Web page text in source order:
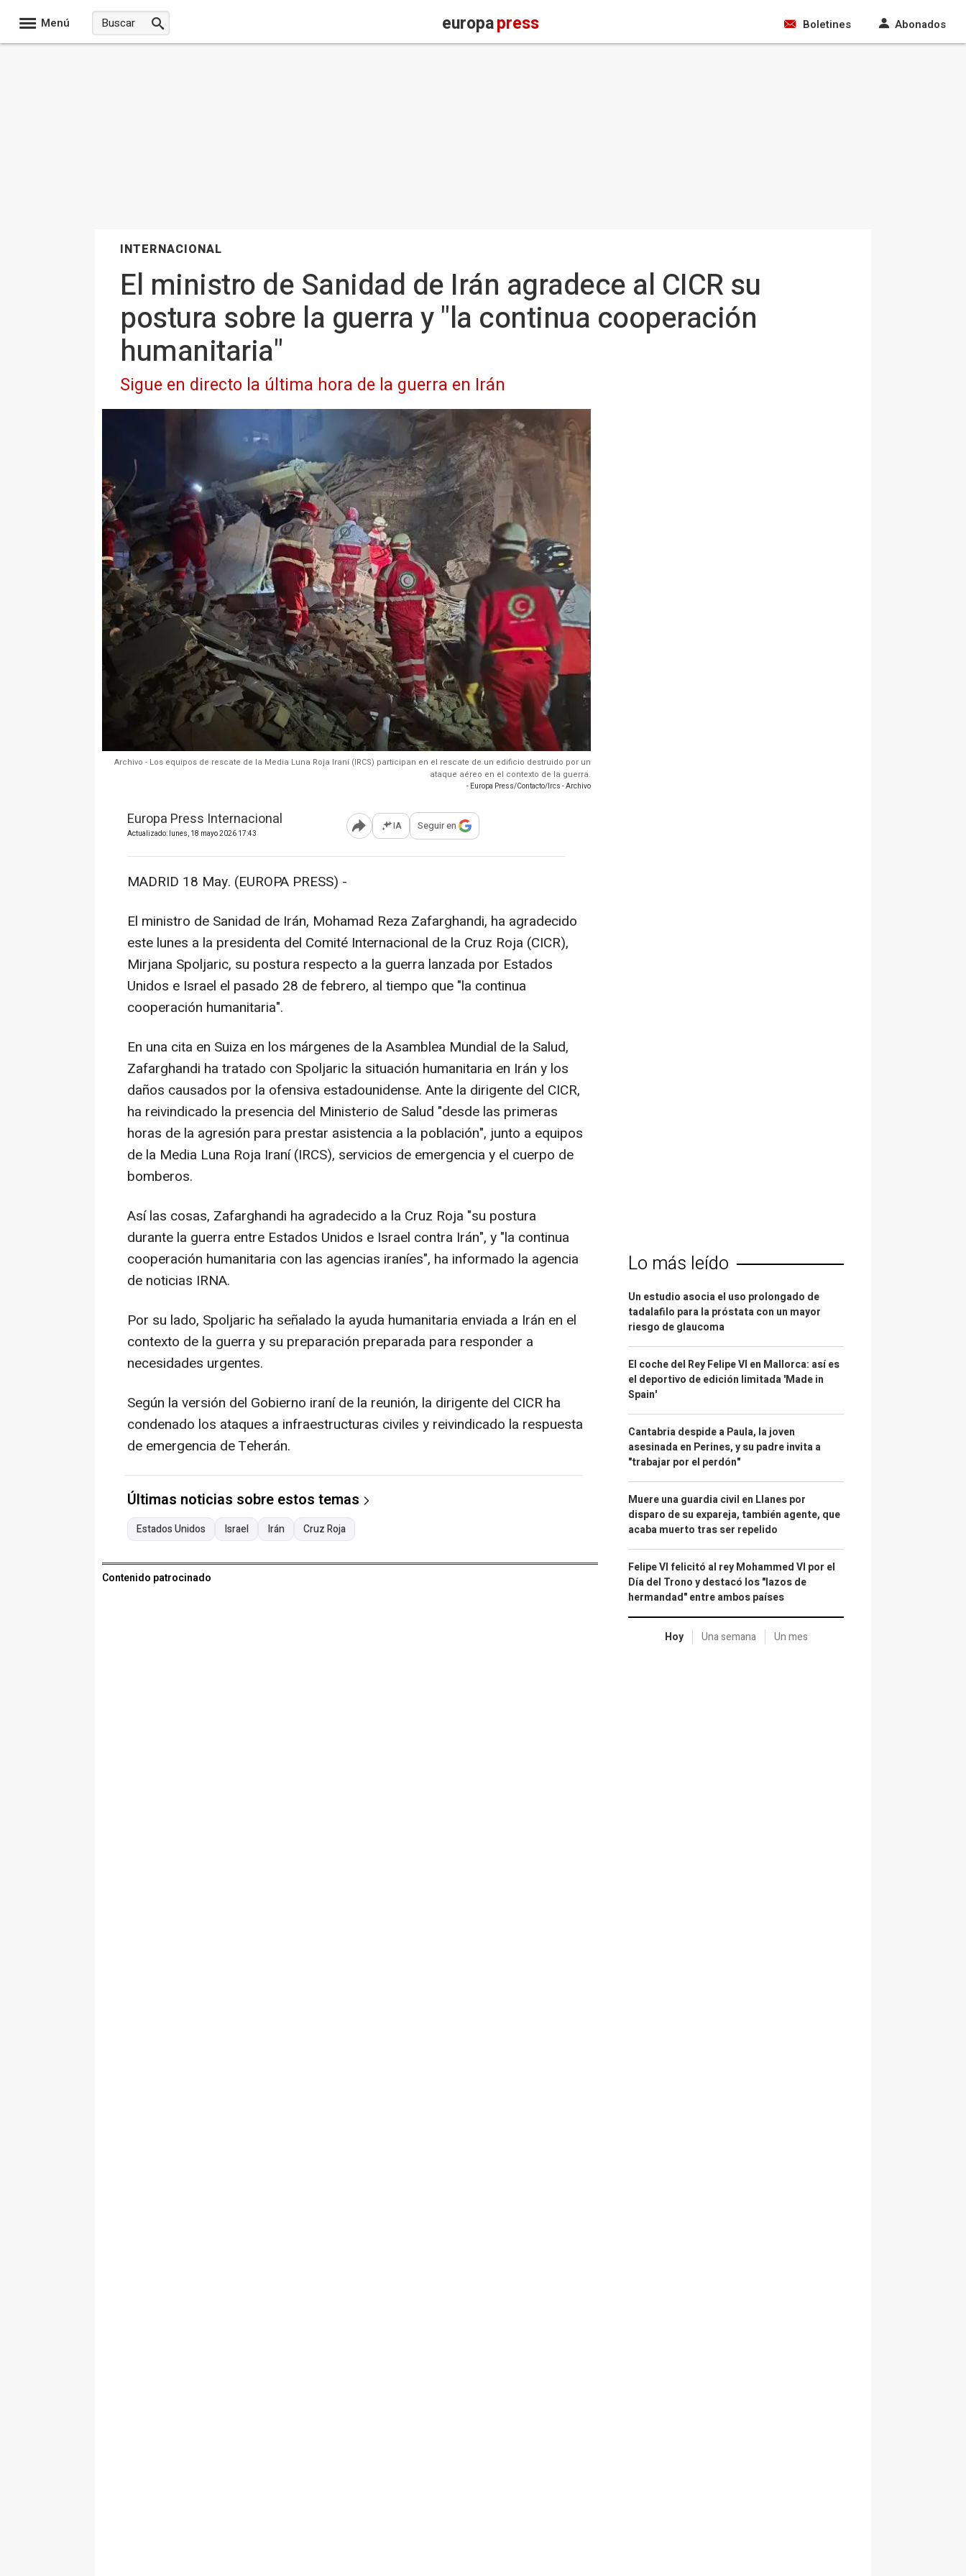
Menú europapress Boletines Abonados
INTERNACIONAL
El ministro de Sanidad de Irán agradece al CICR su
postura sobre la guerra y "la continua cooperación
humanitaria"
Sigue en directo la última hora de la guerra en Irán
Archivo - Los equipos de rescate de la Media Luna Roja Iraní (IRCS) participan en el rescate de un edificio destruido por un
ataque aéreo en el contexto de la guerra.
- Europa Press/Contacto/Ircs - Archivo
Europa Press Internacional
Actualizado: lunes, 18 mayo 2026 17:43 Abrir opciones para compartir
IA Seguir en
MADRID 18 May. (EUROPA PRESS) -
El ministro de Sanidad de Irán, Mohamad Reza Zafarghandi, ha agradecido
este lunes a la presidenta del Comité Internacional de la Cruz Roja (CICR),
Mirjana Spoljaric, su postura respecto a la guerra lanzada por Estados
Unidos e Israel el pasado 28 de febrero, al tiempo que "la continua
cooperación humanitaria".
En una cita en Suiza en los márgenes de la Asamblea Mundial de la Salud,
Zafarghandi ha tratado con Spoljaric la situación humanitaria en Irán y los
daños causados por la ofensiva estadounidense. Ante la dirigente del CICR,
ha reivindicado la presencia del Ministerio de Salud "desde las primeras
horas de la agresión para prestar asistencia a la población", junto a equipos
de la Media Luna Roja Iraní (IRCS), servicios de emergencia y el cuerpo de
bomberos.
Así las cosas, Zafarghandi ha agradecido a la Cruz Roja "su postura
durante la guerra entre Estados Unidos e Israel contra Irán", y "la continua
cooperación humanitaria con las agencias iraníes", ha informado la agencia
de noticias IRNA.
Por su lado, Spoljaric ha señalado la ayuda humanitaria enviada a Irán en el
contexto de la guerra y su preparación preparada para responder a
necesidades urgentes.
Según la versión del Gobierno iraní de la reunión, la dirigente del CICR ha
condenado los ataques a infraestructuras civiles y reivindicado la respuesta
de emergencia de Teherán.
Últimas noticias sobre estos temas
Estados Unidos Israel Irán Cruz Roja
Contenido patrocinado
Lo más leído
Un estudio asocia el uso prolongado de
tadalafilo para la próstata con un mayor
riesgo de glaucoma
El coche del Rey Felipe VI en Mallorca: así es
el deportivo de edición limitada 'Made in
Spain'
Cantabria despide a Paula, la joven
asesinada en Perines, y su padre invita a
"trabajar por el perdón"
Muere una guardia civil en Llanes por
disparo de su expareja, también agente, que
acaba muerto tras ser repelido
Felipe VI felicitó al rey Mohammed VI por el
Día del Trono y destacó los "lazos de
hermandad" entre ambos países
Hoy Una semana Un mes